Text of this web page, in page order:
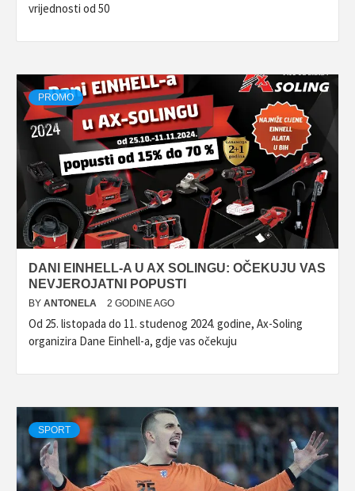
vrijednosti od 50
PROMO
DANI EINHELL-A U AX SOLINGU: OČEKUJU VAS
NEVJEROJATNI POPUSTI
BY ANTONELA 2 GODINE AGO
Od 25. listopada do 11. studenog 2024. godine, Ax-Soling
organizira Dane Einhell-a, gdje vas očekuju
SPORT